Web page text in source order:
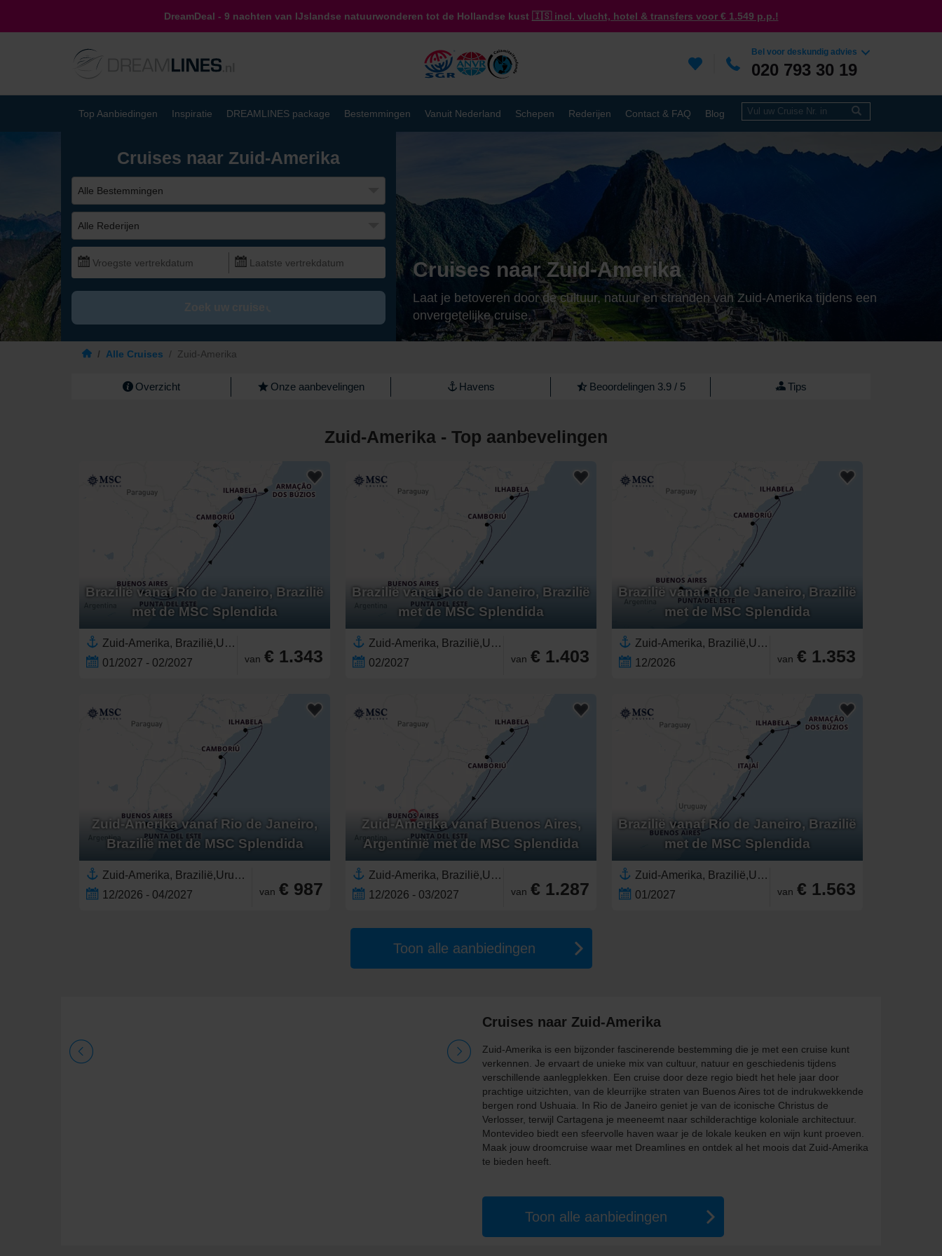
DreamDeal - 9 nachten van IJslandse natuurwonderen tot de Hollandse kust 🇮🇸 incl. vlucht, hotel & transfers voor € 1.549 p.p.!
Bel voor deskundig advies
020 793 30 19
Top Aanbiedingen Inspiratie DREAMLINES package Bestemmingen Vanuit Nederland Schepen Rederijen Contact & FAQ Blog
Cruises naar Zuid-Amerika
Alle Bestemmingen
Alle Rederijen
Cruises naar Zuid-Amerika
Laat je betoveren door de cultuur, natuur en stranden van Zuid-Amerika tijdens een
onvergetelijke cruise.
/ Alle Cruises / Zuid-Amerika
Overzicht Onze aanbevelingen Havens Beoordelingen 3.9 / 5 Tips
Zuid-Amerika - Top aanbevelingen
Brazilië vanaf Rio de Janeiro, Brazilië
met de MSC Splendida
Zuid-Amerika, Brazilië,Uruguay,Argentinië
01/2027 - 02/2027
van € 1.343
Brazilië vanaf Rio de Janeiro, Brazilië
met de MSC Splendida
Zuid-Amerika, Brazilië,Uruguay,Argentinië
02/2027
van € 1.403
Brazilië vanaf Rio de Janeiro, Brazilië
met de MSC Splendida
Zuid-Amerika, Brazilië,Uruguay,Argentinië
12/2026
van € 1.353
Zuid-Amerika vanaf Rio de Janeiro,
Brazilië met de MSC Splendida
Zuid-Amerika, Brazilië,Uruguay,Argentinië
12/2026 - 04/2027
van € 987
Zuid-Amerika vanaf Buenos Aires,
Argentinië met de MSC Splendida
Zuid-Amerika, Brazilië,Uruguay,Argentinië
12/2026 - 03/2027
van € 1.287
Brazilië vanaf Rio de Janeiro, Brazilië
met de MSC Splendida
Zuid-Amerika, Brazilië,Uruguay,Argentinië
01/2027
van € 1.563
Toon alle aanbiedingen
Cruises naar Zuid-Amerika
Zuid-Amerika is een bijzonder fascinerende bestemming die je met een cruise kunt
verkennen. Je ervaart de unieke mix van cultuur, natuur en geschiedenis tijdens
verschillende aanlegplekken. Een cruise door deze regio biedt het hele jaar door
prachtige uitzichten, van de kleurrijke straten van Buenos Aires tot de indrukwekkende
bergen rond Ushuaia. In Rio de Janeiro geniet je van de iconische Christus de
Verlosser, terwijl Cartagena je meeneemt naar schilderachtige koloniale architectuur.
Montevideo biedt een sfeervolle haven waar je de lokale keuken en wijn kunt proeven.
Maak jouw droomcruise waar met Dreamlines en ontdek al het moois dat Zuid-Amerika
te bieden heeft.
Toon alle aanbiedingen